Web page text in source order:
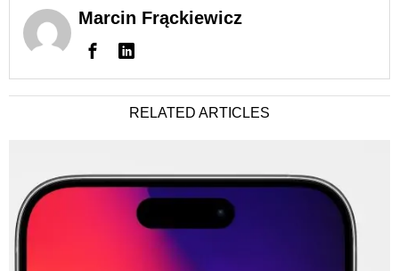
Marcin Frąckiewicz
RELATED ARTICLES